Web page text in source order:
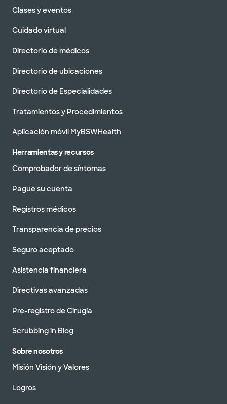
Clases y eventos
Cuidado virtual
Directorio de médicos
Directorio de ubicaciones
Directorio de Especialidades
Tratamientos y Procedimientos
Aplicación móvil MyBSWHealth
Herramientas y recursos
Comprobador de síntomas
Pague su cuenta
Registros médicos
Transparencia de precios
Seguro aceptado
Asistencia financiera
Directivas avanzadas
Pre-registro de Cirugía
Scrubbing in Blog
Sobre nosotros
Misión Visión y Valores
Logros